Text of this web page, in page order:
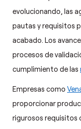
evolucionando, las
pautas y requisitos
acabado. Los
procesos de
cumplimiento de las
Empresas como
proporcionar
rigurosos requisitos